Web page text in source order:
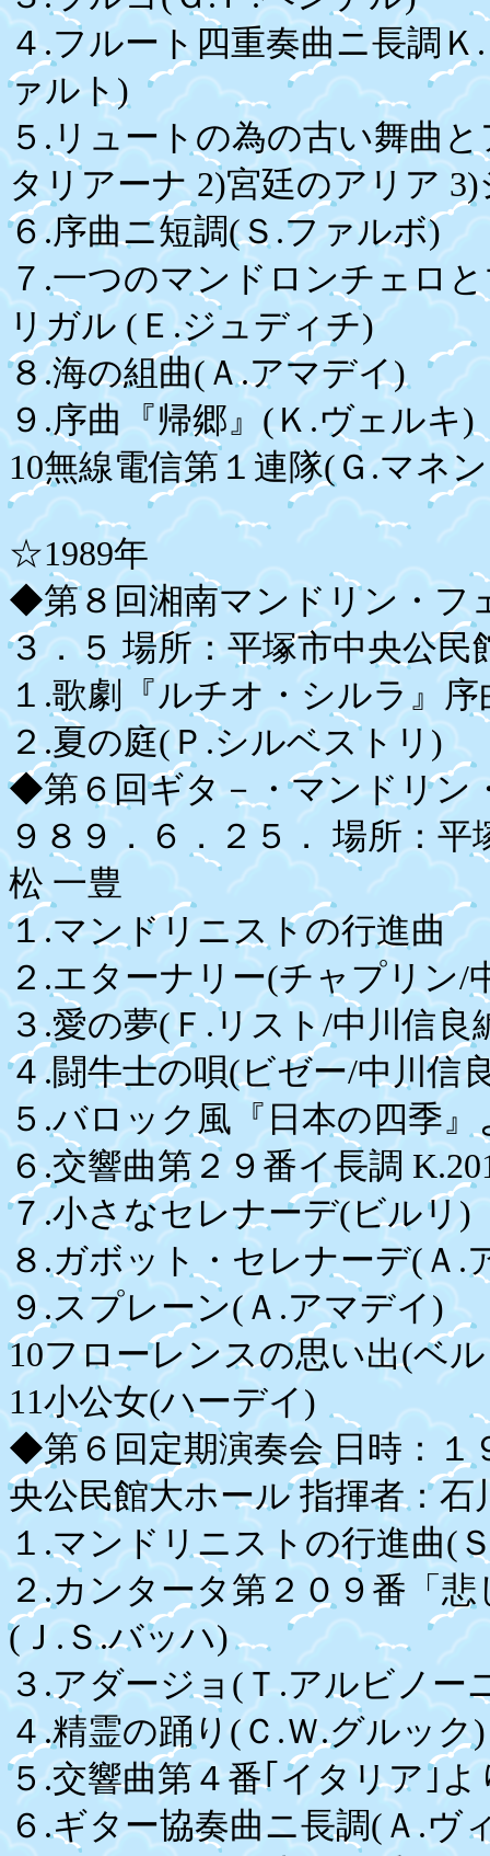
４.フルート四重奏曲ニ長調
ァルト)
５.リュートの為の古い舞曲
タリアーナ 2)宮廷のアリア
６.序曲ニ短調(Ｓ.ファルボ)
７.一つのマンドロンチェロ
リガル (Ｅ.ジュディチ)
８.海の組曲(Ａ.アマデイ)
９.序曲『帰郷』(Ｋ.ヴェルキ)
10無線電信第１連隊(Ｇ.マネ
☆1989年
◆第８回湘南マンドリン・フ
３．５ 場所：平塚市中央公
１.歌劇『ルチオ・シルラ』
２.夏の庭(Ｐ.シルベストリ)
◆第６回ギタ－・マンドリン
９８９．６．２５． 場所：
松 一豊
１.マンドリニストの行進曲
２.エターナリー(チャプリン/
３.愛の夢(Ｆ.リスト/中川信
４.闘牛士の唄(ビゼー/中川信
５.バロック風『日本の四季
６.交響曲第２９番イ長調
７.小さなセレナーデ(ビル
８.ガボット・セレナーデ(
９.スプレーン(Ａ.アマデイ)
10フローレンスの思い出(ベ
11小公女(ハーデイ)
◆第６回定期演奏会 日時：１
央公民館大ホール 指揮者：石
１.マンドリニストの行進曲(
２.カンタータ第２０９番「
(Ｊ.Ｓ.バッハ)
３.アダージョ(Ｔ.アルビノ
４.精霊の踊り(Ｃ.Ｗ.グルック)
５.交響曲第４番｢イタリア｣
６.ギター協奏曲ニ長調(Ａ.ヴ